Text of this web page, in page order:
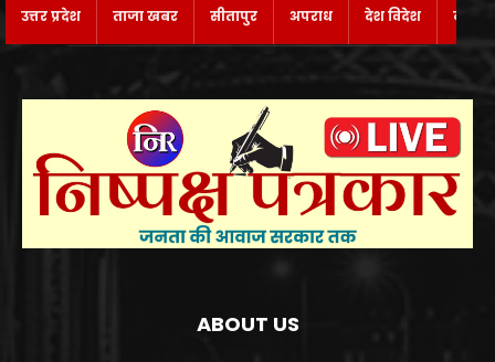
उत्तर प्रदेश ताजा खबर सीतापुर अपराध देश विदेश
ABOUT US